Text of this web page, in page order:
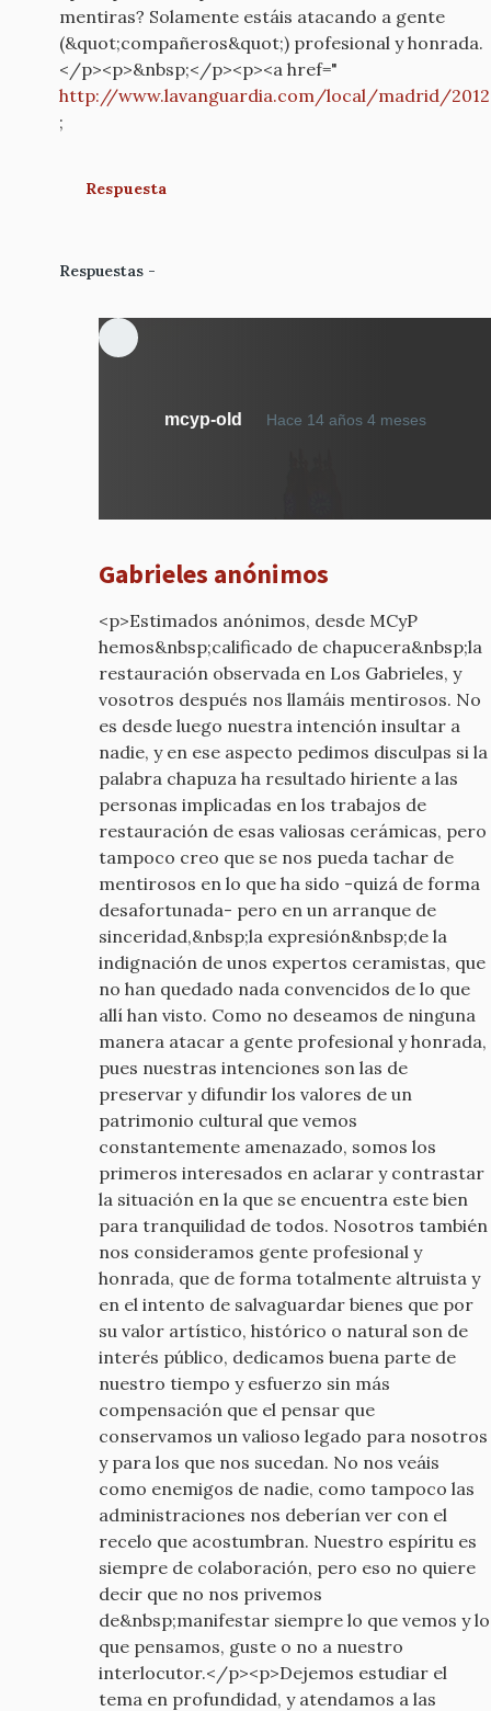
mentiras? Solamente estáis atacando a gente
(&quot;compañeros&quot;) profesional y honrada.
</p><p>&nbsp;</p><p><a href="
http://www.lavanguardia.com/local/madrid/
;
Respuesta
Respuestas
mcyp-old Hace 14 años 4 mesesEn
qué
old
Gabrieles anónimos
<p>Estimados anónimos, desde MCyP
hemos&nbsp;calificado de chapucera&nbsp;la
restauración observada en Los Gabrieles, y
vosotros después nos llamáis mentirosos. No
es desde luego nuestra intención insultar a
nadie, y en ese aspecto pedimos disculpas si la
palabra chapuza ha resultado hiriente a las
personas implicadas en los trabajos de
restauración de esas valiosas cerámicas, pero
tampoco creo que se nos pueda tachar de
mentirosos en lo que ha sido -quizá de forma
desafortunada- pero en un arranque de
sinceridad,&nbsp;la expresión&nbsp;de la
indignación de unos expertos ceramistas, que
no han quedado nada convencidos de lo que
allí han visto. Como no deseamos de ninguna
manera atacar a gente profesional y honrada,
pues nuestras intenciones son las de
preservar y difundir los valores de un
patrimonio cultural que vemos
constantemente amenazado, somos los
primeros interesados en aclarar y contrastar
la situación en la que se encuentra este bien
para tranquilidad de todos. Nosotros también
nos consideramos gente profesional y
honrada, que de forma totalmente altruista y
en el intento de salvaguardar bienes que por
su valor artístico, histórico o natural son de
interés público, dedicamos buena parte de
nuestro tiempo y esfuerzo sin más
compensación que el pensar que
conservamos un valioso legado para nosotros
y para los que nos sucedan. No nos veáis
como enemigos de nadie, como tampoco las
administraciones nos deberían ver con el
recelo que acostumbran. Nuestro espíritu es
siempre de colaboración, pero eso no quiere
decir que no nos privemos
de&nbsp;manifestar siempre lo que vemos y lo
que pensamos, guste o no a nuestro
interlocutor.</p><p>Dejemos estudiar el
tema en profundidad, y atendamos a las